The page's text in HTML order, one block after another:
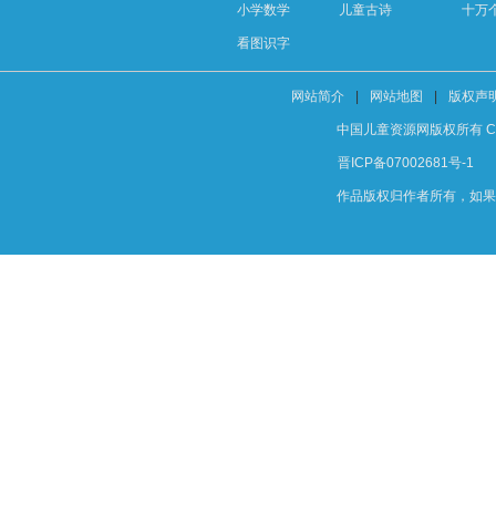
小学数学 儿童古诗
看图识字
十万
网站简介 网站地图 版权声
中国儿童资源网版权所有
晋ICP备07002681号-1
作品版权归作者所有，如